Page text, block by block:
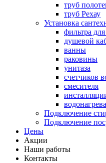
труб
труб Рехау
Установка
фильтра
душевой
ванны
раковины
унитаза
счетчиков
смесителя
Подключение
Подключение
Цены
Акции
Наши работы
Контакты